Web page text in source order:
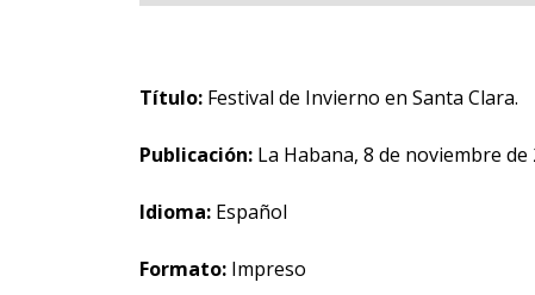
Título: Festival de Invierno en Santa Clara.
Publicación: La Habana, 8 de noviembre de
Idioma: Español
Formato: Impreso